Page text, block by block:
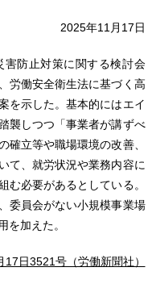
2025年11月17日
防止対策に関する検討会
労働安全衛生法に基づく高
を示した。基本的にはエイ
襲しつつ「事業者が講ずべ
確立等や職場環境の改善、
て、就労状況や業務内容に
む必要があるとしている。
委員会がない小規模事業場
を加えた。
日3521号（労働新聞社）